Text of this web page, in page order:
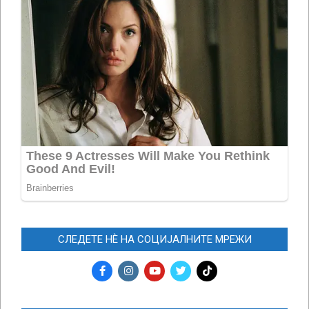
СЛЕДЕТЕ НЀ НА СОЦИЈАЛНИТЕ МРЕЖИ